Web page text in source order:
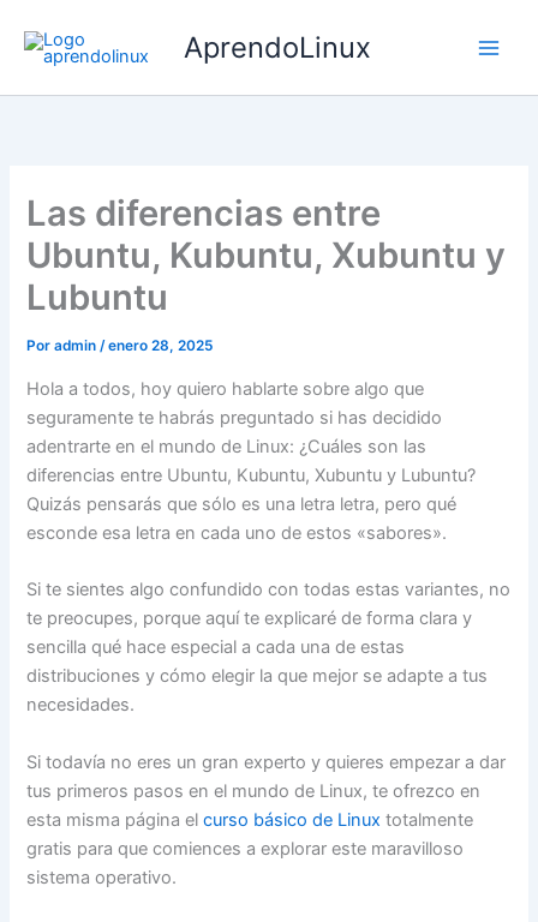
contenido
AprendoLinux
Las diferencias entre
Ubuntu, Kubuntu, Xubuntu y
Lubuntu
Poradmin/enero 28, 2025
Hola a todos, hoy quiero hablarte sobre algo que
seguramente te habrás preguntado si has decidido
adentrarte en el mundo de Linux: ¿Cuáles son las
diferencias entre Ubuntu, Kubuntu, Xubuntu y Lubuntu?
Quizás pensarás que sólo es una letra letra, pero qué
esconde esa letra en cada uno de estos «sabores».
Si te sientes algo confundido con todas estas variantes, no
te preocupes, porque aquí te explicaré de forma clara y
sencilla qué hace especial a cada una de estas
distribuciones y cómo elegir la que mejor se adapte a tus
necesidades.
Si todavía no eres un gran experto y quieres empezar a dar
tus primeros pasos en el mundo de Linux, te ofrezco en
esta misma página el curso básico de Linuxtotalmente
gratis para que comiences a explorar este maravilloso
sistema operativo.